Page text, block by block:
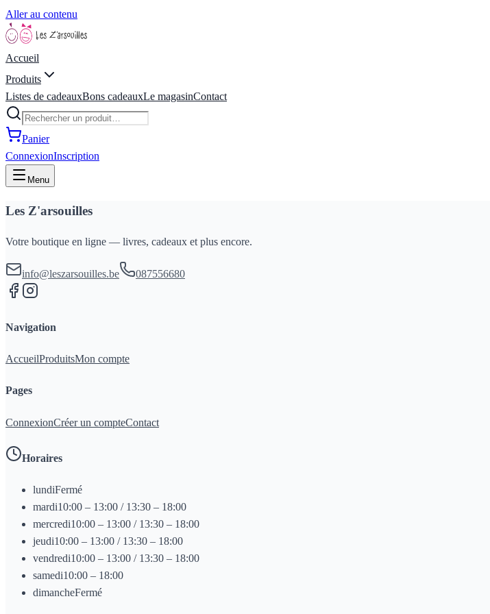
Aller au contenu
Accueil
Produits
Listes de cadeauxBons cadeauxLe magasinContact
Panier
ConnexionInscription
Menu
Les Z'arsouilles
Votre boutique en ligne — livres, cadeaux et plus encore.
info@leszarsouilles.be 087556680
Navigation
AccueilProduitsMon compte
Pages
ConnexionCréer un compteContact
Horaires
lundiFermé
mardi10:00 – 13:00 / 13:30 – 18:00
mercredi10:00 – 13:00 / 13:30 – 18:00
jeudi10:00 – 13:00 / 13:30 – 18:00
vendredi10:00 – 13:00 / 13:30 – 18:00
samedi10:00 – 18:00
dimancheFermé